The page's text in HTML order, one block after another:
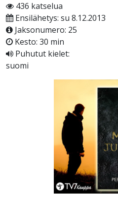
436 katselua
Ensilähetys: su 8.12.2013
Jaksonumero: 25
Kesto: 30 min
Puhutut kielet:
suomi